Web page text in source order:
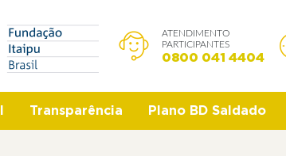
ATENDIMENTO
PARTICIPANTES
0800 041 4404
Transparência Plano BD Saldado